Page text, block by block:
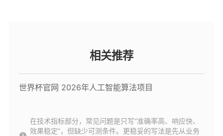
相关推荐
世界杯官网 2026年人工智能算法项目
在技术指标部分，常见问题是只写“准确率高、响应快、
效果稳定”，但缺少可测条件。更稳妥的写法是先从业务